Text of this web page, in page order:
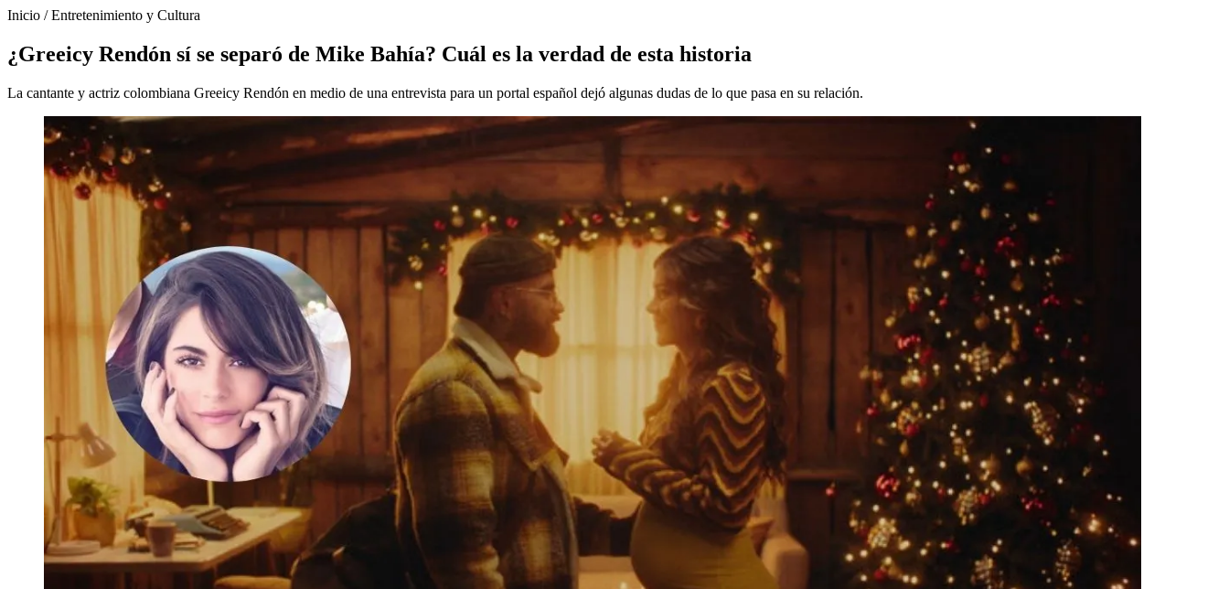
Inicio /Entretenimiento y Cultura
¿Greeicy Rendón sí se separó de Mike Bahía? Cuál es la verdad de esta historia
La cantante y actriz colombiana Greeicy Rendón en medio de una entrevista para un portal español dejó algunas dudas de lo que pasa en su relación.